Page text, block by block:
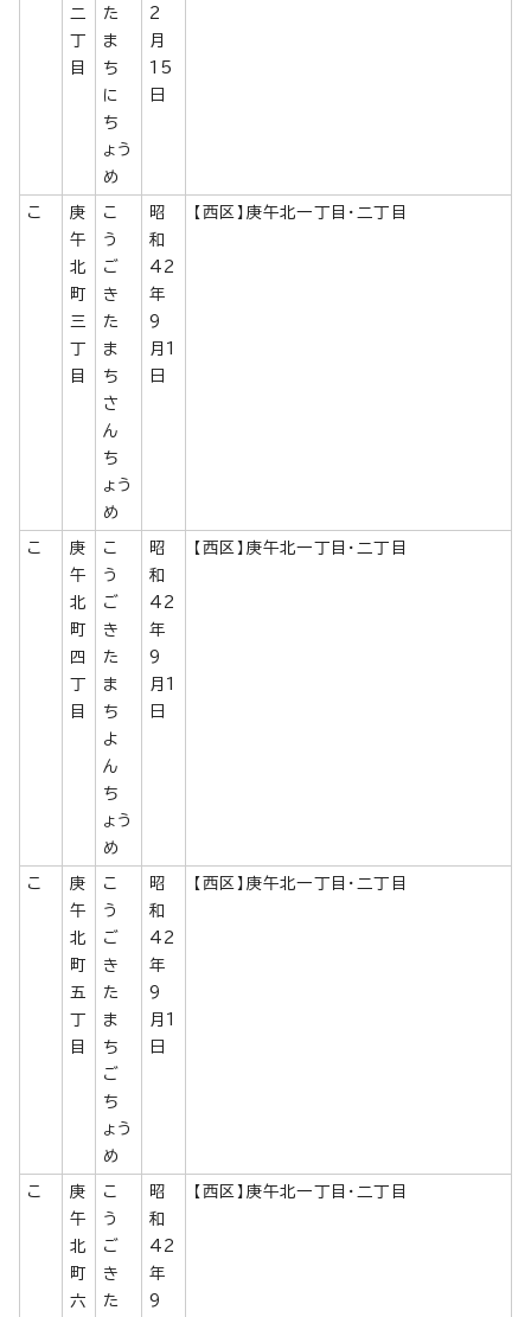
二
丁
目
た
ま
ち
に
ち
ょう
め
2
月
15
日
こ
庚
午
北
町
三
丁
目
こ
う
ご
き
た
ま
ち
さ
ん
ち
ょう
め
昭
和
42
年
9
月1
日
【西区】庚午北一丁目・二丁目
こ
庚
午
北
町
四
丁
目
こ
う
ご
き
た
ま
ち
よ
ん
ち
ょう
め
昭
和
42
年
9
月1
日
【西区】庚午北一丁目・二丁目
こ
庚
午
北
町
五
丁
目
こ
う
ご
き
た
ま
ち
ご
ち
ょう
め
昭
和
42
年
9
月1
日
【西区】庚午北一丁目・二丁目
こ
庚
午
北
町
六
こ
う
ご
き
た
昭
和
42
年
9
【西区】庚午北一丁目・二丁目